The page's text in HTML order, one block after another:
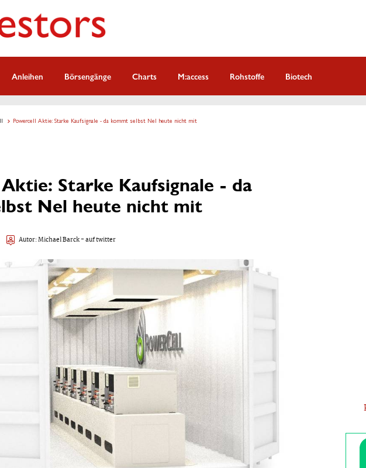
Anleihen Börsengänge Charts M:access Rohstoffe Biotech
Powercell Aktie: Starke Kaufsignale - da kommt selbst Nel heute nicht mit
Starke Kaufsignale - da
Nel heute nicht mit
Autor:Michael Barck- auf twitter